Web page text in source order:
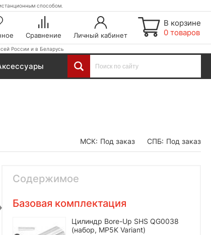
способом.
Сравнение Личный кабинет
В корзине
0 товаров
России и в Беларусь
МСК: Под заказ СПБ: Под заказ
Содержимое
Базовая комплектация
Цилиндр Bore-Up SHS QG0038
(набор, MP5K Variant)